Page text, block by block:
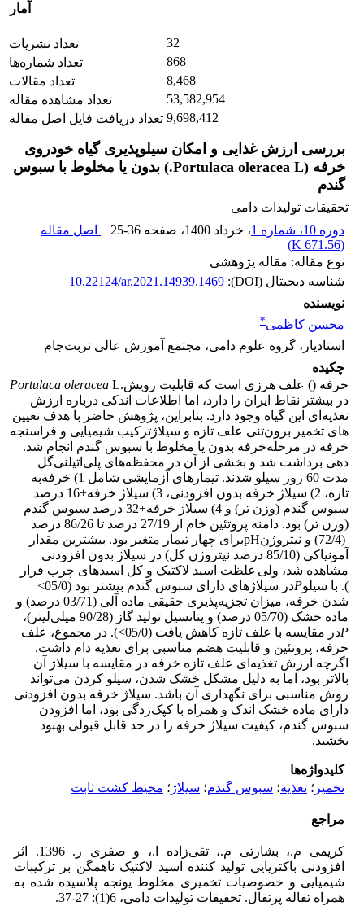
آمار
تعداد نشریات
32
تعداد شماره‌ها
868
تعداد مقالات
8,468
تعداد مشاهده مقاله
53,582,954
تعداد دریافت فایل اصل مقاله 9,698,412
بررسی ارزش غذایی و امکان سیلوپذیری گیاه خودروی
خرفه (Portulaca oleracea L.) بدون یا مخلوط با سبوس
گندم
تحقیقات تولیدات دامی
دوره 10، شماره 1
، خرداد 1400 ، صفحه 25-36
اصل مقاله
(
671.56 K
)
نوع مقاله: مقاله پژوهشی
شناسه دیجیتال (DOI):
10.22124/ar.2021.14939.1469
نویسنده
محسن کاظمی*
استادیار، گروه علوم دامی، مجتمع آموزش عالی تربت‌جام
چکیده
خرفه (
Portulaca oleracea L.) علف هرزی است که قابلیت رویش
در بیشتر نقاط ایران را دارد، اما اطلاعات اندکی درباره ارزش
تغذیه‌ای این گیاه وجود دارد. بنابراین، پژوهش حاضر با هدف تعیین
ترکیب شیمیایی و فراسنجههای تخمیر برون‌تنی علف تازه و سیلاژ
خرفه‌ بدون یا مخلوط با سبوس گندم انجام شد.خرفه‌ در مرحله‌
گلدهی برداشت شد و بخشی از آن در محفظه‌های پلی‌اتیلنی
به‌مدت 60 روز سیلو شدند. تیمارهای آزمایشی شامل 1) خرفه‌
تازه، 2) سیلاژ خرفه بدون افزودنی، 3) سیلاژ خرفه+16 درصد
سبوس گندم (وزن تر) و 4) سیلاژ خرفه+32 درصد سبوس گندم
(وزن تر) بود. دامنه‌ پروتئین خام از 27/19 درصد تا 86/26 درصد
برای چهار تیمار متغیر بود. بیشترین مقدارpH(72/4) و نیتروژن
آمونیاکی (85/10 درصد نیتروژن کل) در سیلاژ بدون افزودنی
مشاهده شد، ولی غلظت اسید لاکتیک و کل اسیدهای چرب فرار
در سیلاژهای دارای سبوس گندم بیشتر بود (05/0>P). با سیلو
شدن خرفه، میزان تجزیه‌پذیری حقیقی ماده آلی (03/71 درصد) و
ماده خشک (05/70 درصد) و پتانسیل تولید گاز (90/28 میلی‌لیتر)،
در مقایسه با علف تازه کاهش یافت (05/0>P
). در مجموع، علف
خرفه، پروتئین و قابلیت هضم مناسبی برای تغذیه دام داشت.
اگرچه ارزش تغذیه‌ای علف تازه‌ خرفه در مقایسه با سیلاژ آن
بالاتر بود، اما به ‌دلیل مشکل خشک شدن، سیلو کردن می‌تواند
روش مناسبی برای نگهداری آن باشد. سیلاژ خرفه‌ بدون افزودنی
دارای ماده خشک اندک و همراه با کپک‌زدگی بود، اما افزودن
سبوس گندم، کیفیت سیلاژ خرفه را در حد قابل قبولی بهبود
بخشید.
کلیدواژه‌ها
تخمیر ؛ تغذیه؛ سبوس گندم؛ سیلاژ ؛ محیط کشت ثابت
مراجع
کریمی م.، بشارتی م.، تقی‌زاده ا.، و صفری ر. 1396. اثر
افزودنی باکتریایی تولید کننده اسید لاکتیک ناهمگن بر ترکیبات
شیمیایی و خصوصیات تخمیری مخلوط یونجه پلاسیده شده به
همراه تفاله پرتقال. تحقیقات تولیدات دامی، 6(1): 27-37.